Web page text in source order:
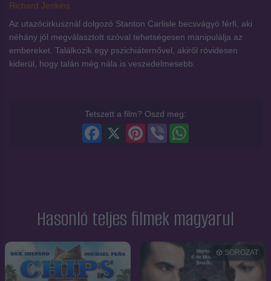
Richard Jenkins
Az utazócirkusznál dolgozó Stanton Carlisle becsvágyó férfi, aki
néhány jól megválasztott szóval tehetségesen manipulálja az
embereket. Találkozik egy pszichiáternővel, akiről rövidesen
kiderül, hogy talán még nála is veszedelmesebb.
Tetszett a film? Oszd meg:
Viber
Pinterest
X
Facebook
Hasonló teljes filmek magyarul
SOROZAT